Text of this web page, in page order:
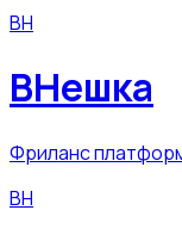
ВН
ВНешка
Фриланс
ВН